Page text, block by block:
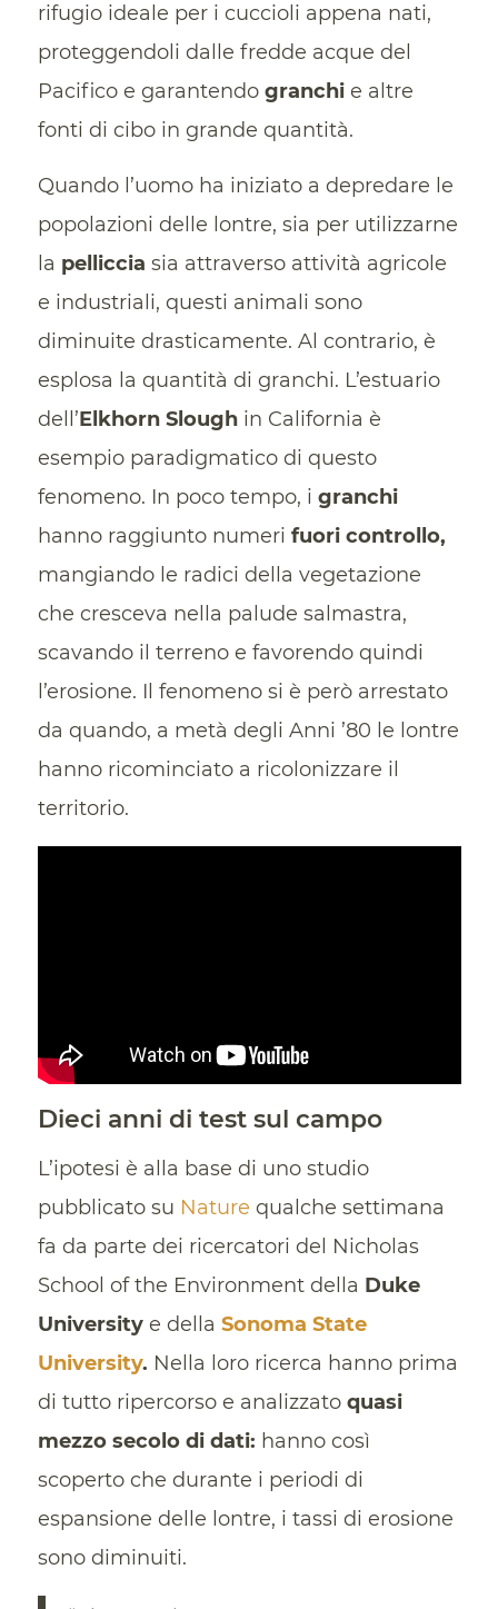
rifugio ideale per i cuccioli appena nati,
proteggendoli dalle fredde acque del
Pacifico e garantendo granchie altre
fonti di cibo in grande quantità.
Quando l’uomo ha iniziato a depredare le
popolazioni delle lontre, sia per utilizzarne
la pelliccia sia attraverso attività agricole
e industriali, questi animali sono
diminuite drasticamente. Al contrario, è
esplosa la quantità di granchi. L’estuario
dell’Elkhorn Sloughin California è
esempio paradigmatico di questo
fenomeno. In poco tempo, i granchi
hanno raggiunto numeri fuori controllo,
mangiando le radici della vegetazione
che cresceva nella palude salmastra,
scavando il terreno e favorendo quindi
l’erosione. Il fenomeno si è però arrestato
da quando, a metà degli Anni ’80 le lontre
hanno ricominciato a ricolonizzare il
territorio.
Dieci anni di test sul campo
L’ipotesi è alla base di uno studio
pubblicato su Nature qualche settimana
fa da parte dei ricercatori del Nicholas
School of the Environment della Duke
Universitye della Sonoma State
University. Nella loro ricerca hanno prima
di tutto ripercorso e analizzato quasi
mezzo secolo di dati: hanno così
scoperto che durante i periodi di
espansione delle lontre, i tassi di erosione
sono diminuiti.